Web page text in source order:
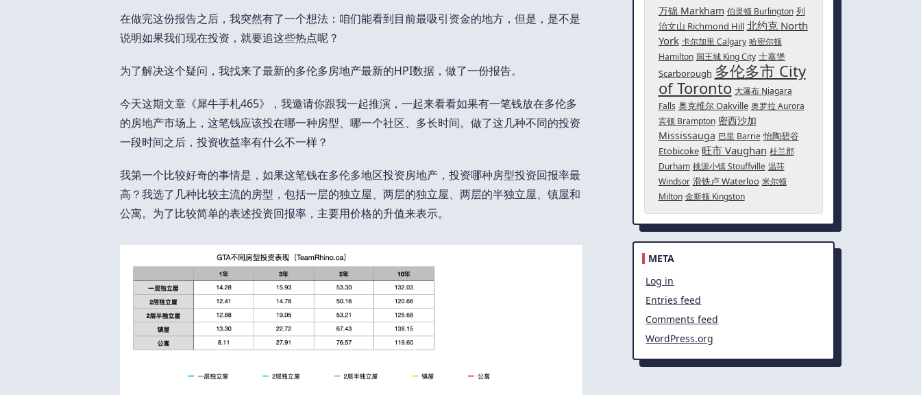
在做完这份报告之后，我突然有了一个想法：咱们能看到目前最吸引资金的地方，但是，是不是
说明如果我们现在投资，就要追这些热点呢？
为了解决这个疑问，我找来了最新的多伦多房地产最新的HPI数据，做了一份报告。
今天这期文章《犀牛手札465》，我邀请你跟我一起推演，一起来看看如果有一笔钱放在多伦多
的房地产市场上，这笔钱应该投在哪一种房型、哪一个社区、多长时间。做了这几种不同的投资
一段时间之后，投资收益率有什么不一样？
我第一个比较好奇的事情是，如果这笔钱在多伦多地区投资房地产，投资哪种房型投资回报率最
高？我选了几种比较主流的房型，包括一层的独立屋、两层的独立屋、两层的半独立屋、镇屋和
公寓。为了比较简单的表述投资回报率，主要用价格的升值来表示。
万锦 Markham 伯灵顿 Burlington 列
治文山 Richmond Hill 北约克 North
York 卡尔加里 Calgary 哈密尔顿
Hamilton 国王城 King City 士嘉堡
Scarborough 多伦多市 City
of Toronto 大瀑布 Niagara
Falls 奥克维尔 Oakville 奥罗拉 Aurora
宾顿 Brampton 密西沙加
Mississauga 巴里 Barrie 怡陶碧谷
Etobicoke 旺市 Vaughan 杜兰郡
Durham 桃源小镇 Stouffville 温莎
Windsor 滑铁卢 Waterloo 米尔顿
Milton 金斯顿 Kingston
META
Log in
Entries feed
Comments feed
WordPress.org